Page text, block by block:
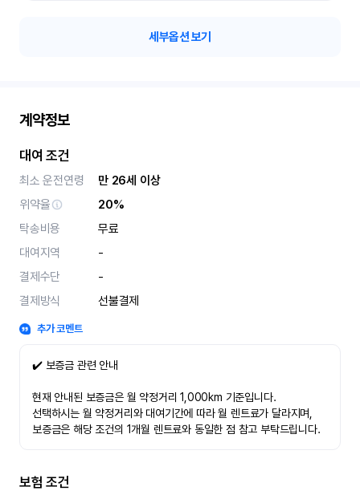
세부옵션 보기
계약정보
대여 조건
최소 운전연령
만 26세 이상
위약율
20%
탁송비용
무료
대여지역
-
결제수단
-
결제방식
선불결제
추가 코멘트
✔️ 보증금 관련 안내
현재 안내된 보증금은 월 약정거리 1,000km 기준입니다.
선택하시는 월 약정거리와 대여기간에 따라 월 렌트료가 달라지며,
보증금은 해당 조건의 1개월 렌트료와 동일한 점 참고 부탁드립니다.
보험 조건